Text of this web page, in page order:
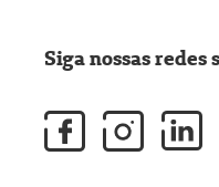
Siga nossas redes